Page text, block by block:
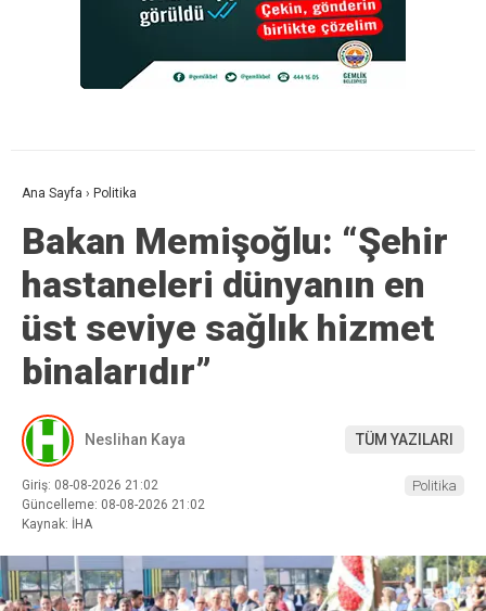
Ana Sayfa › Politika
Bakan Memişoğlu: “Şehir
hastaneleri dünyanın en
üst seviye sağlık hizmet
binalarıdır”
Neslihan Kaya TÜM YAZILARI
Giriş: 08-08-2026 21:02
Güncelleme: 08-08-2026 21:02
Kaynak: İHA
Politika